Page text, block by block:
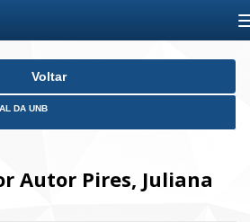
Voltar
DA UNB
Autor Pires, Juliana